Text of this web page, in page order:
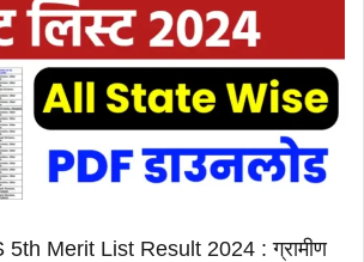
Merit List Result 2024 : ग्रामीण